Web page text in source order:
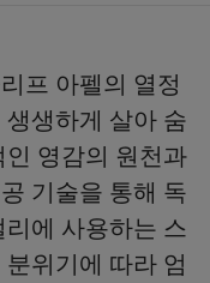
프 아펠의 열정
생하게 살아 숨
영감의 원천과
기술을 통해 독
에 사용하는 스
위기에 따라 엄